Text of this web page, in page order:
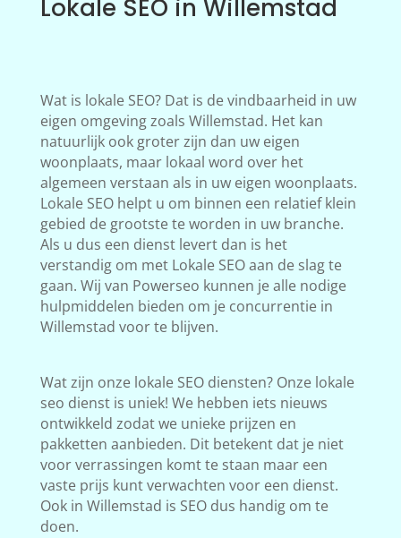
Lokale SEO in Willemstad
Wat is lokale SEO? Dat is de vindbaarheid in uw
eigen omgeving zoals Willemstad. Het kan
natuurlijk ook groter zijn dan uw eigen
woonplaats, maar lokaal word over het
algemeen verstaan als in uw eigen woonplaats.
Lokale SEO helpt u om binnen een relatief klein
gebied de grootste te worden in uw branche.
Als u dus een dienst levert dan is het
verstandig om met Lokale SEO aan de slag te
gaan. Wij van Powerseo kunnen je alle nodige
hulpmiddelen bieden om je concurrentie in
Willemstad voor te blijven.
Wat zijn onze lokale SEO diensten? Onze lokale
seo dienst is uniek! We hebben iets nieuws
ontwikkeld zodat we unieke prijzen en
pakketten aanbieden. Dit betekent dat je niet
voor verrassingen komt te staan maar een
vaste prijs kunt verwachten voor een dienst.
Ook in Willemstad is SEO dus handig om te
doen.